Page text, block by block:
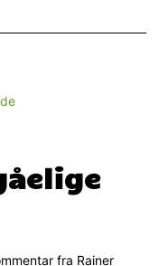
fra Rainer